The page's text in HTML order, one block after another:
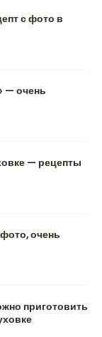
с фото в
— очень
— рецепты
очень
приготовить